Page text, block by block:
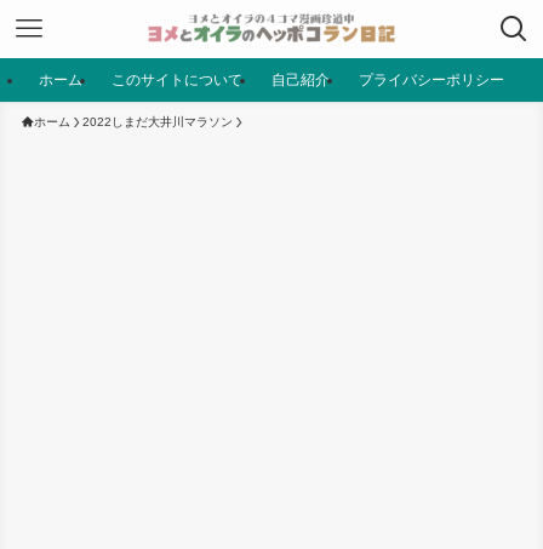
ホーム このサイトについて 自己紹介 プライバシーポリシー
ホーム 2022しまだ大井川マラソン